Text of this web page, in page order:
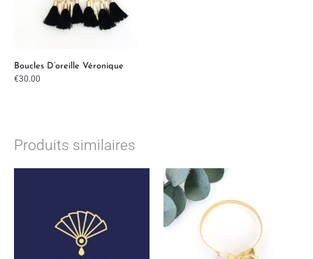
Boucles D’oreille Véronique
€30.00
Produits similaires
Plage
€50.00